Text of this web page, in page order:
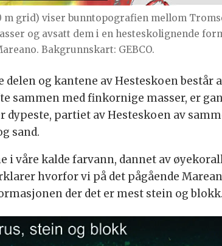
m grid) viser bunntopografien mellom
og avsatt dem i en hesteskolignende
Bakgrunnskart: GEBCO.
delen og kantene av Hesteskoen
sammen med finkornige masser, er
dypeste, partiet av Hesteskoen av
sand.
i våre kalde farvann, dannet av
hvorfor vi på det pågående
der det er mest stein og